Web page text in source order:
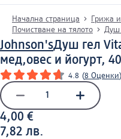
Начална страница
Грижа
Почистване на тялото
Душ
Johnson'sДуш гел
мед,овес и йогурт,
4.8 (8 Оценки)
4,00 €
7,82 лв.